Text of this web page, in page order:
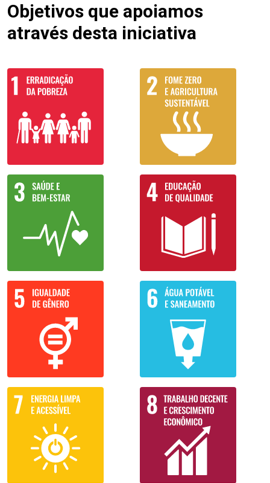
Objetivos que apoiamos
através desta iniciativa